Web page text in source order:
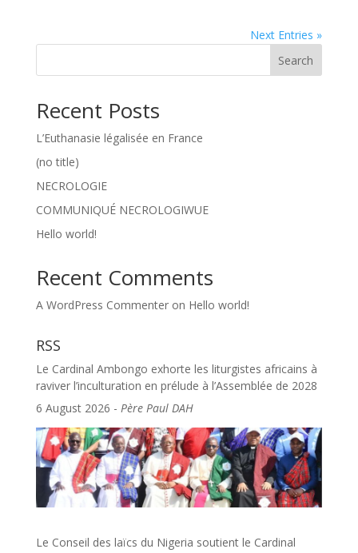
Next Entries »
Search
Recent Posts
L’Euthanasie légalisée en France
(no title)
NECROLOGIE
COMMUNIQUÉ NECROLOGIWUE
Hello world!
Recent Comments
A WordPress Commenteron Hello world!
RSS
Le Cardinal Ambongo exhorte les liturgistes africains à
raviver l’inculturation en prélude à l’Assemblée de 2028
6 August 2026 - Père Paul DAH
Le Conseil des laïcs du Nigeria soutient le Cardinal